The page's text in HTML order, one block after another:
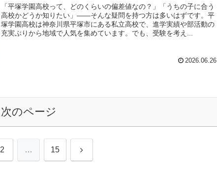
「平塚学園高校って、どのくらいの偏差値なの？」「うちの子に合う
高校かどうか知りたい」――そんな疑問を持つ方は多いはずです。平
塚学園高校は神奈川県平塚市にある私立高校で、進学実績や部活動の
充実ぶりから地域で人気を集めています。でも、受験を考え...
2026.06.26
次のページ
2 … 15 次